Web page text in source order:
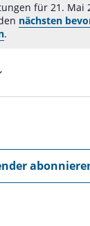
für 21. Mai
nächsten
.